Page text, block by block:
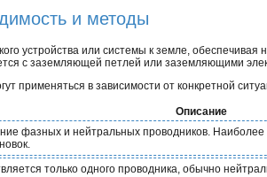
и методы
устройства или системы к земле, обеспечивая
с заземляющей петлей или заземляющими
применяться в зависимости от конкретной
Описание
фазных и нейтральных проводников.
только одного проводника, обычно